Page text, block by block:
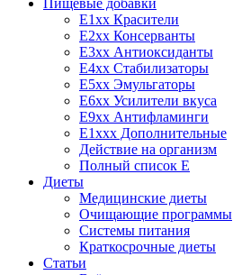
E1xx Красители
E2xx Консерванты
E3xx Антиоксиданты
E4xx Стабилизаторы
E5xx Эмульгаторы
E6xx Усилители вкуса
E9xx Антифламинги
E1xxx Дополнительные
Действие на организм
Полный список E
Диеты
Медицинские диеты
Очищающие программы
Системы питания
Краткосрочные диеты
Статьи